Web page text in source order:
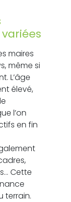
maires
même si
L’âge
élevé,
l’on
en fin
Cette
terrain.